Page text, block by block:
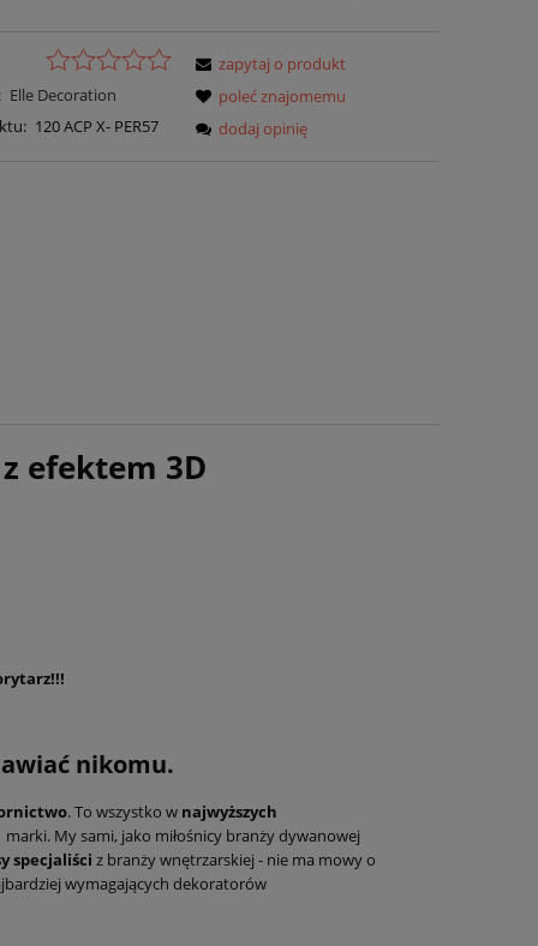
Elle Decoration
120 ACP X- PER57
zapytaj o produkt
poleć znajomemu
dodaj opinię
efektem 3D
nikomu.
. To wszystko w najwyższych
My sami, jako miłośnicy branży dywanowej
specjaliści z branży wnętrzarskiej - nie ma mowy o
wymagających dekoratorów